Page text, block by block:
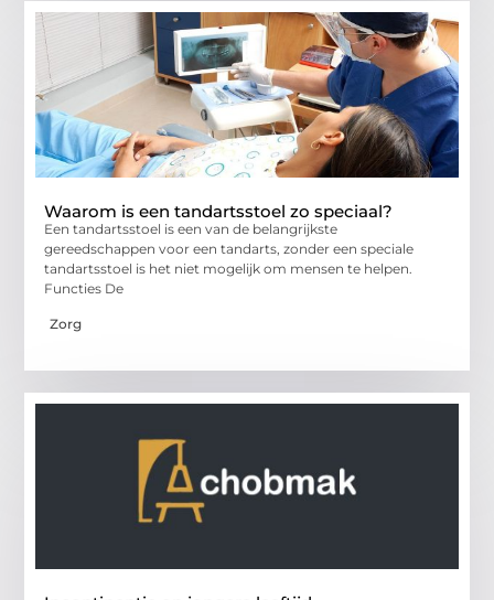
Waarom is een tandartsstoel zo speciaal?
Een tandartsstoel is een van de belangrijkste
gereedschappen voor een tandarts, zonder een speciale
tandartsstoel is het niet mogelijk om mensen te helpen.
Functies De
Zorg